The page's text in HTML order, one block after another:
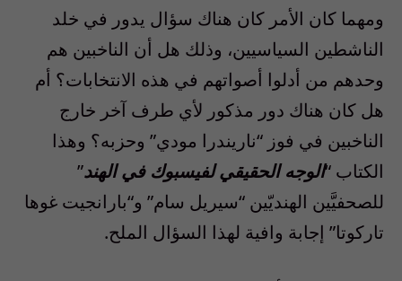
ومهما كان الأمر كان هناك سؤال يدور في خلد
الناشطين السياسيين، وذلك هل أن الناخبين هم
وحدهم من أدلوا أصواتهم في هذه الانتخابات؟ أم
هل كان هناك دور مذكور لأي طرف آخر خارج
الناخبين في فوز “ناريندرا مودي” وحزبه؟ وهذا
الكتاب “الوجه الحقيقي لفيسبوك في الهند”
للصحفيَّين الهنديّين “سيريل سام” و“بارانجيت غوها
تاركوتا” إجابة وافية لهذا السؤال الملح.